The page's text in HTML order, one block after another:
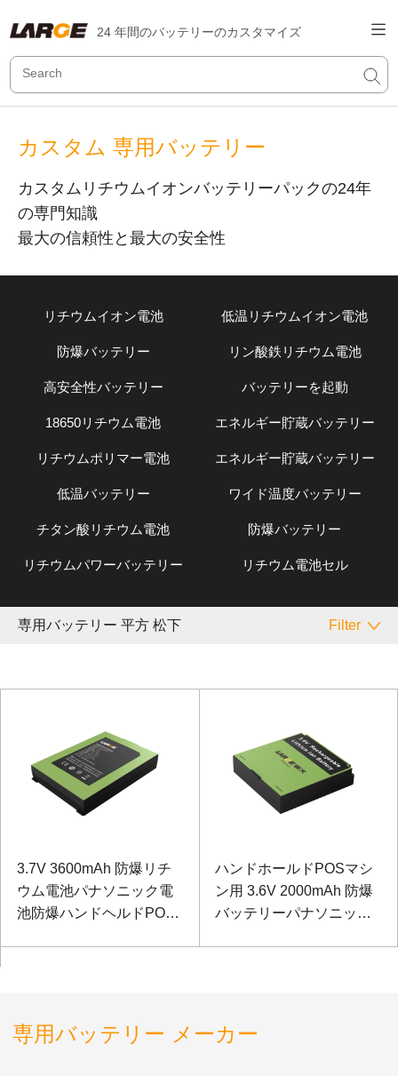
24 年間のバッテリーのカスタマイズ
カスタム 専用バッテリー
カスタムリチウムイオンバッテリーパックの24年
の専門知識
最大の信頼性と最大の安全性
リチウムイオン電池 低温リチウムイオン電池
防爆バッテリー リン酸鉄リチウム電池
高安全性バッテリー バッテリーを起動
18650リチウム電池 エネルギー貯蔵バッテリー
リチウムポリマー電池 エネルギー貯蔵バッテリー
低温バッテリー ワイド温度バッテリー
チタン酸リチウム電池 防爆バッテリー
リチウムパワーバッテリー リチウム電池セル
専用バッテリー 平方 松下 Filter
3.7V 3600mAh 防爆リチ
ウム電池パナソニック電
池防爆ハンドヘルドPOS
ハンドホールドPOSマシ
ン用 3.6V 2000mAh 防爆
バッテリーパナソニック
専用バッテリー メーカー